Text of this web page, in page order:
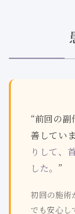
“前回の
善してい
りして、
した。 ”
初回の施術
でも安心し